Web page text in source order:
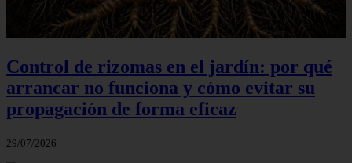
Control de rizomas en el jardín: por qué
arrancar no funciona y cómo evitar su
propagación de forma eficaz
29/07/2026